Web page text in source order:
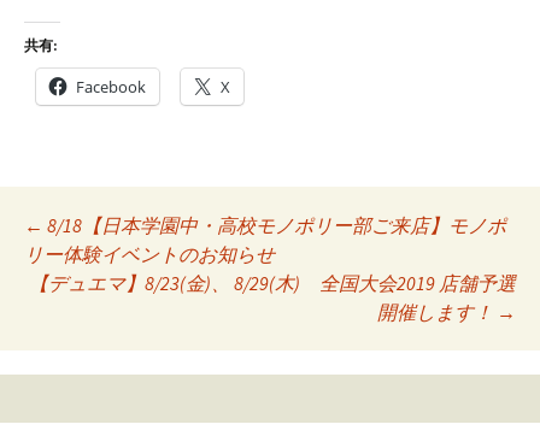
共有:
Facebook X
Post
navigation
← 8/18【日本学園中・高校モノポリー部ご来店】モノポ
リー体験イベントのお知らせ
【デュエマ】8/23(金)、 8/29(木) 全国大会2019 店舗予選
開催します！ →